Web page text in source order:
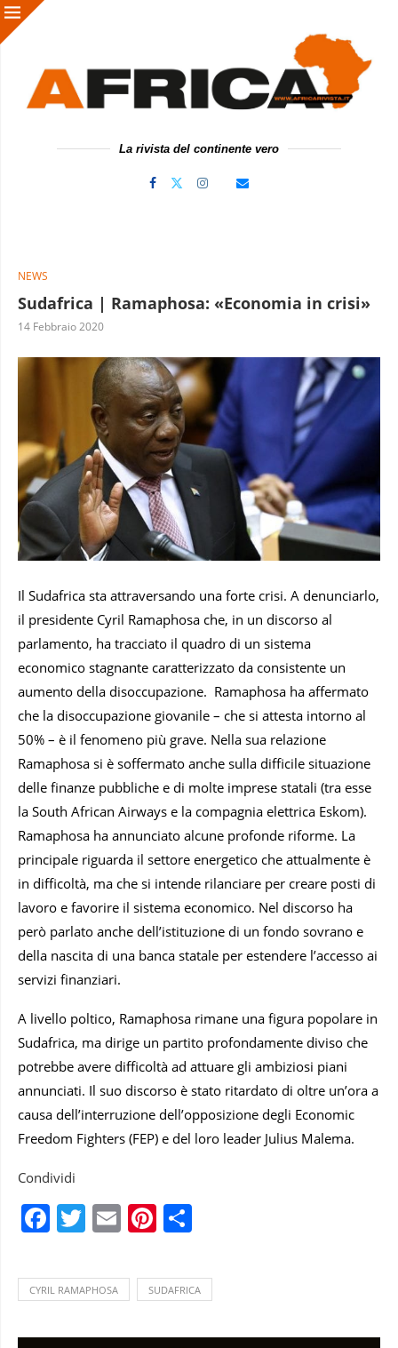
La rivista del continente vero
NEWS
Sudafrica | Ramaphosa: «Economia in crisi»
14 Febbraio 2020
Il Sudafrica sta attraversando una forte crisi. A denunciarlo,
il presidente Cyril Ramaphosa che, in un discorso al
parlamento, ha tracciato il quadro di un sistema
economico stagnante caratterizzato da consistente un
aumento della disoccupazione. Ramaphosa ha affermato
che la disoccupazione giovanile – che si attesta intorno al
50% – è il fenomeno più grave. Nella sua relazione
Ramaphosa si è soffermato anche sulla difficile situazione
delle finanze pubbliche e di molte imprese statali (tra esse
la South African Airways e la compagnia elettrica Eskom).
Ramaphosa ha annunciato alcune profonde riforme. La
principale riguarda il settore energetico che attualmente è
in difficoltà, ma che si intende rilanciare per creare posti di
lavoro e favorire il sistema economico. Nel discorso ha
però parlato anche dell’istituzione di un fondo sovrano e
della nascita di una banca statale per estendere l’accesso ai
servizi finanziari.
A livello poltico, Ramaphosa rimane una figura popolare in
Sudafrica, ma dirige un partito profondamente diviso che
potrebbe avere difficoltà ad attuare gli ambiziosi piani
annunciati. Il suo discorso è stato ritardato di oltre un’ora a
causa dell’interruzione dell’opposizione degli Economic
Freedom Fighters (FEP) e del loro leader Julius Malema.
Condividi
Facebook
Twitter
EmailPinterest
CYRIL RAMAPHOSA SUDAFRICA